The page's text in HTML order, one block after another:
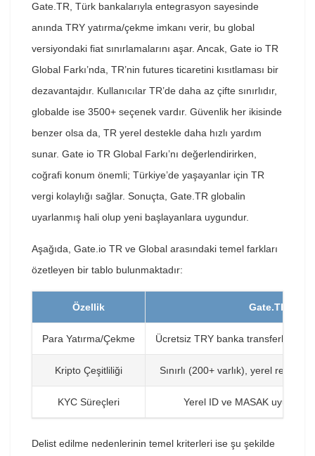
Gate.TR, Türk bankalarıyla entegrasyon sayesinde
anında TRY yatırma/çekme imkanı verir, bu global
versiyondaki fiat sınırlamalarını aşar. Ancak, Gate io TR
Global Farkı’nda, TR’nin futures ticaretini kısıtlaması bir
dezavantajdır. Kullanıcılar TR’de daha az çifte sınırlıdır,
globalde ise 3500+ seçenek vardır. Güvenlik her ikisinde
benzer olsa da, TR yerel destekle daha hızlı yardım
sunar. Gate io TR Global Farkı’nı değerlendirirken,
coğrafi konum önemli; Türkiye’de yaşayanlar için TR
vergi kolaylığı sağlar. Sonuçta, Gate.TR globalin
uyarlanmış hali olup yeni başlayanlara uygundur.
Aşağıda, Gate.io TR ve Global arasındaki temel farkları
özetleyen bir tablo bulunmaktadır:
Özellik Gate.TR
Para Yatırma/Çekme Ücretsiz TRY banka transferleri,
Kripto Çeşitliliği Sınırlı (200+ varlık), yerel
KYC Süreçleri Yerel ID ve MASAK uyumlu,
Delist edilme nedenlerinin temel kriterleri ise şu şekilde